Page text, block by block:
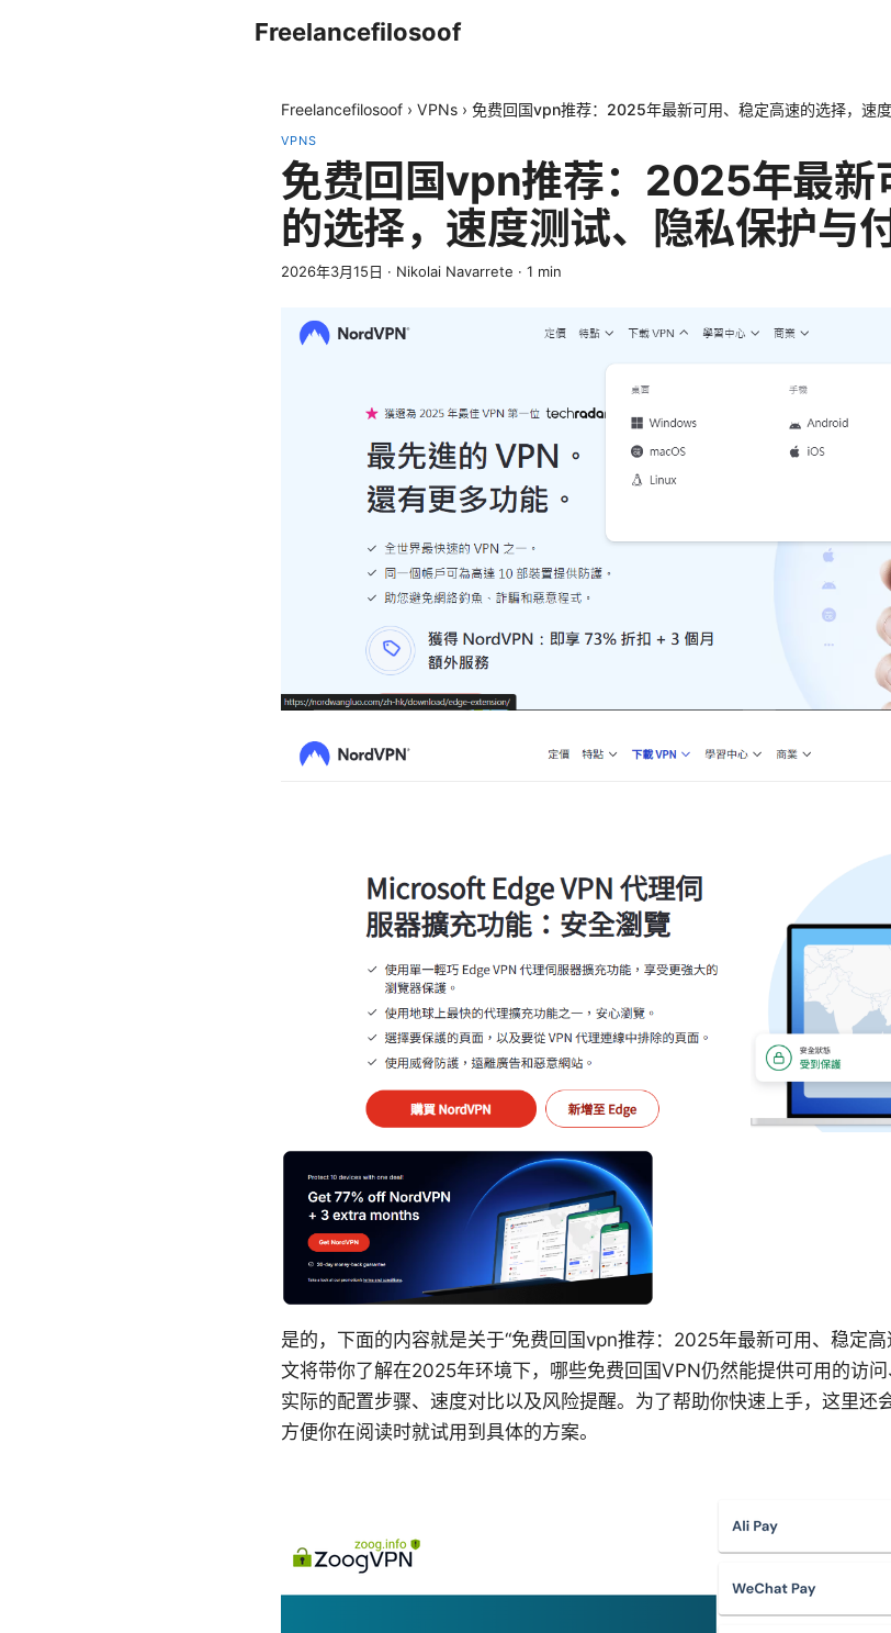
Freelancefilosoof
Freelancefilosoof › VPNs › 免费回国vpn推荐：2025年最新可用、稳定高速的选择，速
VPNS
免费回国vpn推荐：2025年最新
的选择，速度测试、隐私保护与
2026年3月15日 · Nikolai Navarrete · 1 min
是的，下面的内容就是关于“免费回国vpn推荐：2025年最新可用、稳定
文将带你了解在2025年环境下，哪些免费回国VPN仍然能提供可用的访
实际的配置步骤、速度对比以及风险提醒。为了帮助你快速上手，这里还
方便你在阅读时就试用到具体的方案。